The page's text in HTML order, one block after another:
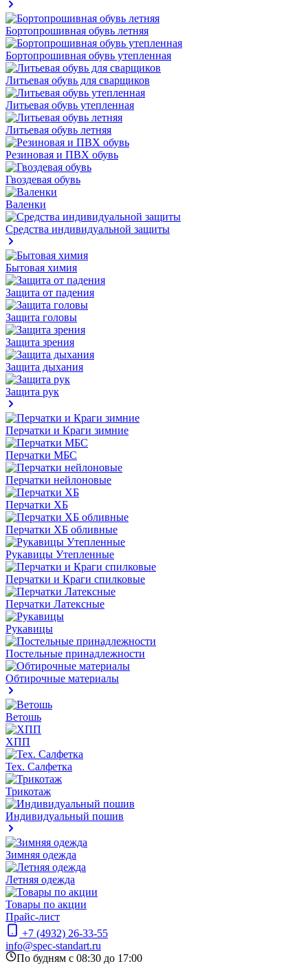
Бортопрошивная обувь летняя
Бортопрошивная обувь утепленная
Литьевая обувь для сварщиков
Литьевая обувь утепленная
Литьевая обувь летняя
Резиновая и ПВХ обувь
Гвоздевая обувь
Валенки
Средства индивидуальной защиты
Бытовая химия
Защита от падения
Защита головы
Защита зрения
Защита дыхания
Защита рук
Перчатки и Краги зимние
Перчатки МБС
Перчатки нейлоновые
Перчатки ХБ
Перчатки ХБ обливные
Рукавицы Утепленные
Перчатки и Краги спилковые
Перчатки Латексные
Рукавицы
Постельные принадлежности
Обтирочные материалы
Ветошь
ХПП
Тех. Салфетка
Трикотаж
Индивидуальный пошив
Зимняя одежда
Летняя одежда
Товары по акции
Прайс-лист
+7 (4932) 26-33-55
info@spec-standart.ru
По будням с 08:30 до 17:00